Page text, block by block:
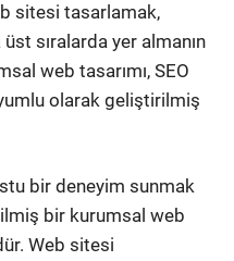
sitesi tasarlamak,
sıralarda yer almanın
web tasarımı, SEO
olarak geliştirilmiş
bir deneyim sunmak
bir kurumsal web
Web sitesi